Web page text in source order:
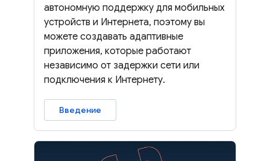
автономную поддержку для мобильных
устройств и Интернета, поэтому вы
можете создавать адаптивные
приложения, которые работают
независимо от задержки сети или
подключения к Интернету.
Введение